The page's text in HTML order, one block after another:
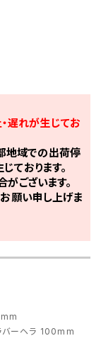
遅れが生じてお
地域での出荷停
ております。
ございます。
願い申し上げま
バーヘラ 100mm